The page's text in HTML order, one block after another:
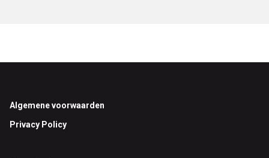
Footer
Algemene voorwaarden
Privacy Policy